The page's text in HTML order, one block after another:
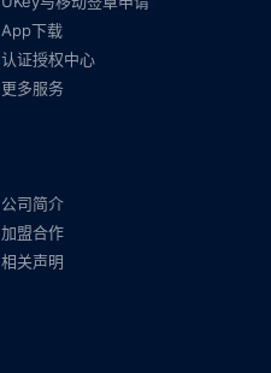
App下载
认证授权中心
更多服务
公司简介
加盟合作
相关声明